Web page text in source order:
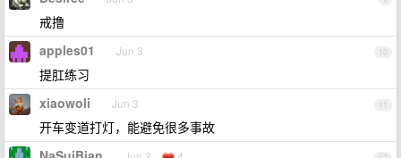
戒撸
10
apples01 Jun 3
提肛练习
11
xiaowoli Jun 3
开车变道打灯，能避免很多事故